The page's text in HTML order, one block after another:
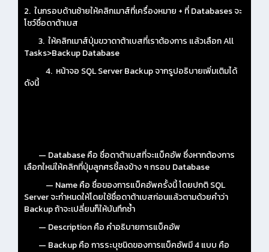
2. ในกรอบด้านซ้ายให้คลิกเมาส์ที่เครื่องหมาย + ที่ Databases จะ
โชว์ชื่อดาต้าเบส
3. ให้คลิกเมาส์ปุ่มขวาดาต้าเบสที่เราต้องการ แล้วเลือก All
Tasks>Backup Database
4. หน้าจอ SQL Server Backup จากรูปอธิบายเพิ่มเติมได้
ดังนี้
— Database คือ ชื่อดาต้าเบสที่จะแบ็คอัพ ซึ่งหากต้องการ
เลือกใหม่ให้คลิกที่ปุ่มลูกศรชี้ลงข้าง ๆ กรอบ Database
— Name คือ ชื่อของการแบ็คอัพครั้งนี้ โดยปกติ SQL
Server จะกำหนดให้โดยใช้ชื่อดาต้าเบสก่อนแล้วตามด้วยคำว่า
Backup ถ้าจะเปลี่ยนก็ให้บันทึกซ้ำ
— Description คือ คำอธิบายการแบ็คอัพ
— Backup คือ การระบุชนิดของการแบ็คอัพมี 4 แบบ คือ